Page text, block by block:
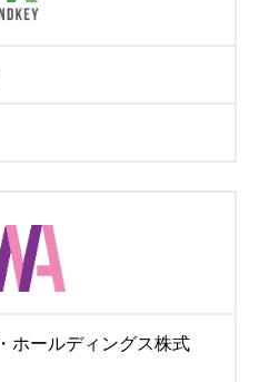
ホールディングス株式